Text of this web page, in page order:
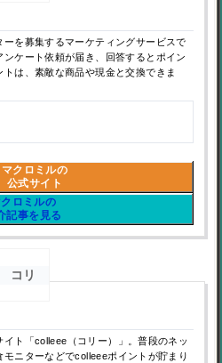
を募集するマーケティングサービスで
ケート依頼が届き、回答するとポイン
トは、素敵な商品や現金と交換できま
マクロミルの
公式サイト
クロミルの
記事を見る
コリ
ト「colleee（コリー）」。普段のネッ
モニターなどでcolleeeポイントが貯まり